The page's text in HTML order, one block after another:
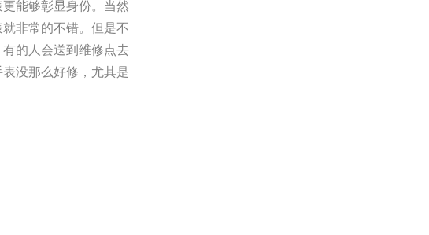
能够彰显身份。当然
非常的不错。但是不
的人会送到维修点去
没那么好修，尤其是